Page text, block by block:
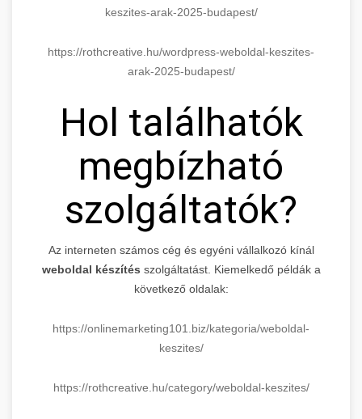
keszites-arak-2025-budapest/
https://rothcreative.hu/wordpress-weboldal-keszites-
arak-2025-budapest/
Hol találhatók
megbízható
szolgáltatók?
Az interneten számos cég és egyéni vállalkozó kínál
weboldal készítés szolgáltatást. Kiemelkedő példák a
következő oldalak:
https://onlinemarketing101.biz/kategoria/weboldal-
keszites/
https://rothcreative.hu/category/weboldal-keszites/